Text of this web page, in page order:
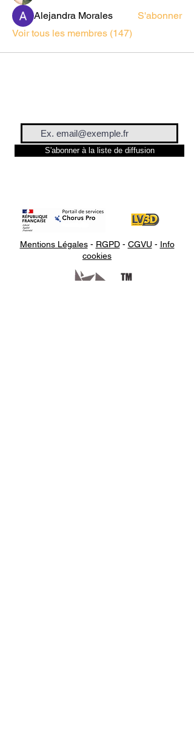
Alejandra Morales
S'abonner
Voir tous les membres (147)
S'abonner à la liste de diffusion
Mentions Légales- RGPD- CGVU - Info
cookies